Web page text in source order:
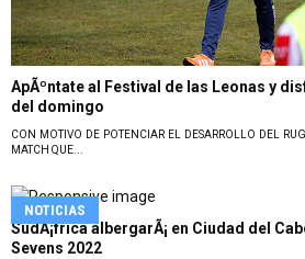
ApÃºntate al Festival de las Leonas y
del domingo
CON MOTIVO DE POTENCIAR EL DESARROLLO DEL
MATCH QUE...
NOTICIAS
SudÃ¡frica albergarÃ¡ en Ciudad del
Sevens 2022